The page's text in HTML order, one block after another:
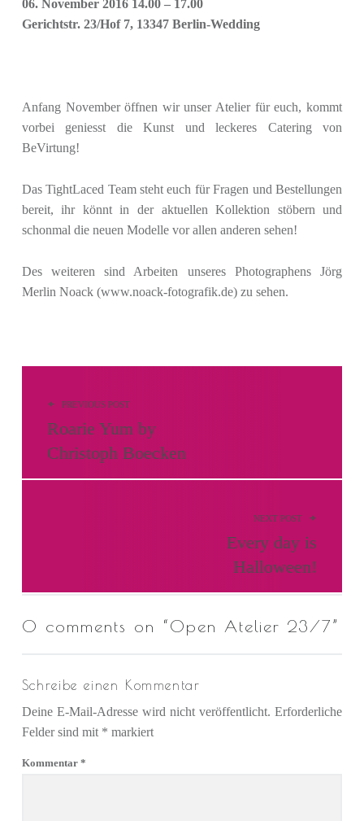
06. November 2016 14.00 – 17.00
Gerichtstr. 23/Hof 7, 13347 Berlin-Wedding
Anfang November öffnen wir unser Atelier für euch, kommt
vorbei geniesst die Kunst und leckeres Catering von
BeVirtung!
Das TightLaced Team steht euch für Fragen und Bestellungen
bereit, ihr könnt in der aktuellen Kollektion stöbern und
schonmal die neuen Modelle vor allen anderen sehen!
Des weiteren sind Arbeiten unseres Photographens Jörg
Merlin Noack (www.noack-fotografik.de) zu sehen.
Beitragsnavigation
PREVIOUS POST
Roarie Yum by
Christoph Boecken
NEXT POST
Every day is
Halloween!
0 comments on “Open Atelier 23/7”
Schreibe einen Kommentar
Deine E-Mail-Adresse wird nicht veröffentlicht. Erforderliche
Felder sind mit * markiert
Kommentar *